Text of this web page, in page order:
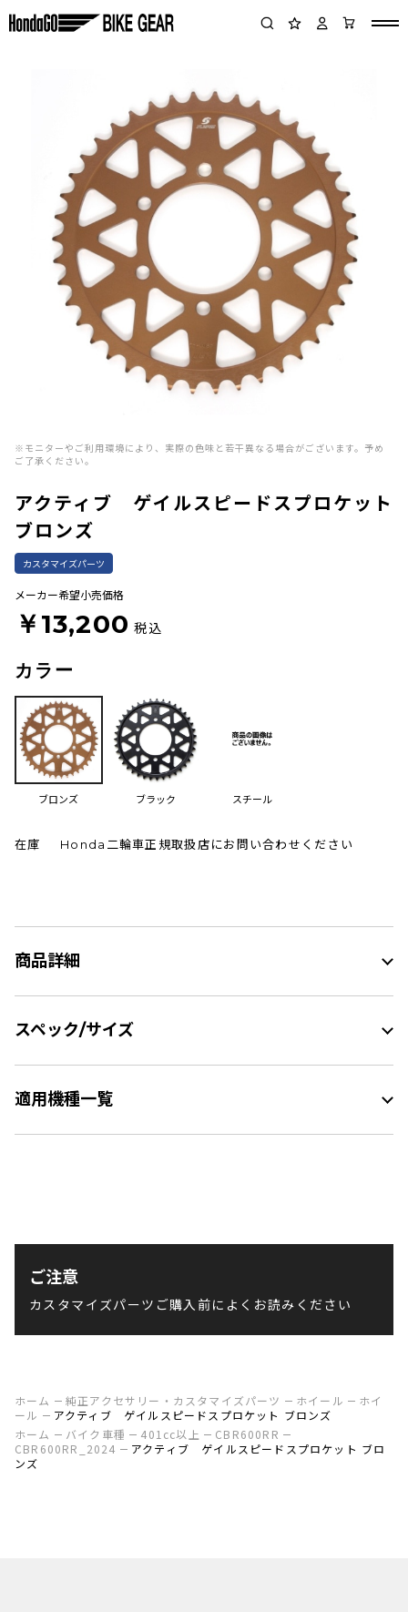
※モニターやご利用環境により、実際の色味と若干異なる場合がございます。予め
ご了承ください。
カスタマイズパーツ
アクティブ ゲイルスピードスプロケット
ブロンズ
メーカー希望小売価格
￥13,200 税込
カラー
ブロンズ ブラック スチール
在庫 Honda二輪車正規取扱店にお問い合わせください
商品詳細
スペック/サイズ
適用機種一覧
ご注意
カスタマイズパーツご購入前によくお読みください
ホーム 純正アクセサリー・カスタマイズパーツ ホイール
ホイ
ール
アクティブ ゲイルスピードスプロケット ブロンズ
ホーム
バイク車種 401cc以上
CBR600RR
CBR600RR_2024
アクティブ ゲイルスピードスプロケット ブロ
ンズ